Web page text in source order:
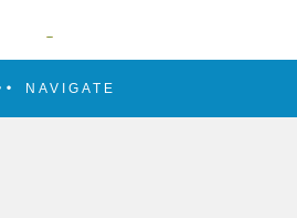
NAVIGATE